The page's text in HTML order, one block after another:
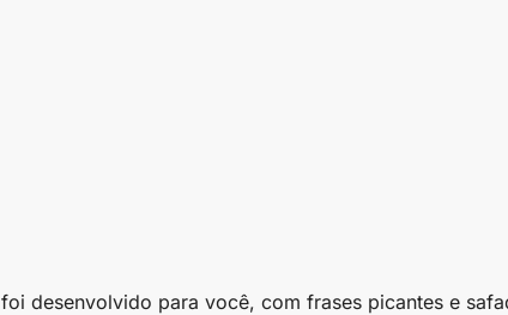
foi desenvolvido para você, com frases picantes e